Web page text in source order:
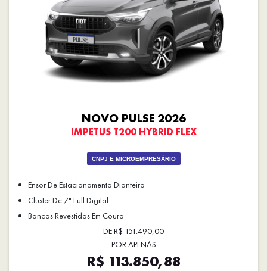
NOVO PULSE 2026
IMPETUS T200 HYBRID FLEX
CNPJ E MICROEMPRESÁRIO
Ensor De Estacionamento Dianteiro
Cluster De 7" Full Digital
Bancos Revestidos Em Couro
DE R$ 151.490,00
POR APENAS
R$ 113.850,88